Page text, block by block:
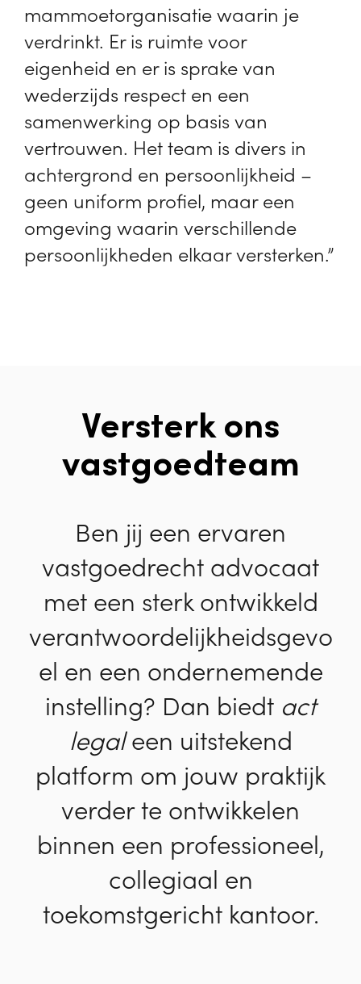
mammoetorganisatie waarin je
verdrinkt. Er is ruimte voor
eigenheid en er is sprake van
wederzijds respect en een
samenwerking op basis van
vertrouwen. Het team is divers in
achtergrond en persoonlijkheid –
geen uniform profiel, maar een
omgeving waarin verschillende
persoonlijkheden elkaar versterken.”
Ben jij een ervaren
vastgoedrecht advocaat
met een sterk ontwikkeld
verantwoordelijkheidsgevo
el en een ondernemende
instelling? Dan biedt act
legaleen uitstekend
platform om jouw praktijk
verder te ontwikkelen
binnen een professioneel,
collegiaal en
toekomstgericht kantoor.
Versterk ons
vastgoedteam